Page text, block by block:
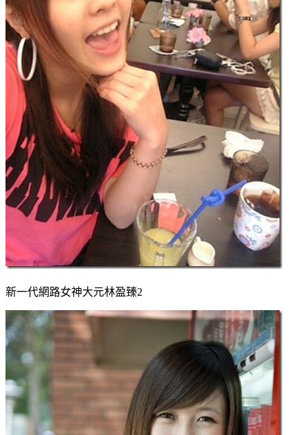
新一代網路女神大元林盈臻2